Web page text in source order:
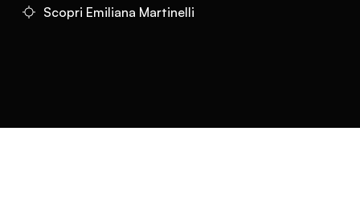
Scopri Emiliana Martinelli